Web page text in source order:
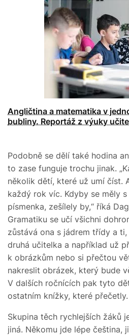
Angličtina a matematika v
bubliny. Reportáž z výuky
Podobně se dělí také hodina
to zase funguje trochu jinak.
několik dětí, které už umí číst.
každý rok víc. Kdyby se měly
písmenka, zešílely by,“ říká
Gramatiku se učí všichni
zůstává ona s jádrem třídy a
druhá učitelka a například už
k obrázkům nebo si přečtou
nakreslit obrázek, který bude
V dalších ročnících pak tyto
ostatním knížky, které přečetly.
Skupina těch rychlejších žáků
jiná. Někomu jde lépe čeština,